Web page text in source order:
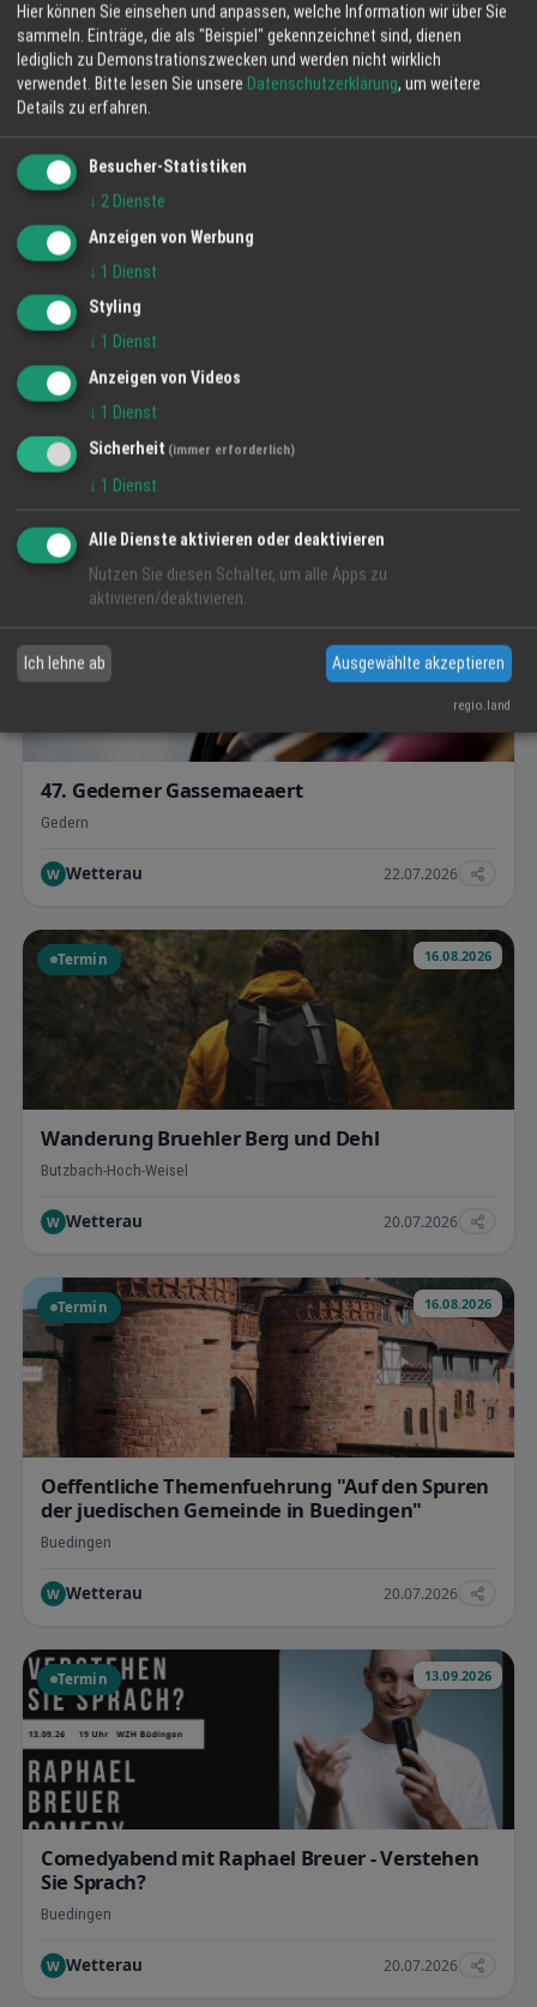
Schmuckschätzungen
Seit Jahren bieten wir diesen Service der Schmuckschätzung an sei
es zur Klärung von Erbschaftsangel…
F Fritz Hake und Sohn, Inhaberin Claudia Hake e.K.
News
Siegermedaille von Jesse Owens
Siegermedaille von Jesse Owens von 1935, dem berühmtesten
Leichtathlet Tragbare Goldmedaille gravier
F Fritz Hake und Sohn, Inhaberin Claudia Hake e.K.
47. Gederner Gassemaeaert
Gedern
W Wetterau 22.07.2026
Termin 16.08.2026
Wanderung Bruehler Berg und Dehl
Butzbach-Hoch-Weisel
W Wetterau 20.07.2026
Termin 16.08.2026
Oeffentliche Themenfuehrung "Auf den Spuren
der juedischen Gemeinde in Buedingen"
Buedingen
W Wetterau 20.07.2026
Termin 13.09.2026
Comedyabend mit Raphael Breuer - Verstehen
Sie Sprach?
Buedingen
W Wetterau 20.07.2026
Hier können Sie einsehen und anpassen, welche Information wir über Sie
sammeln. Einträge, die als "Beispiel" gekennzeichnet sind, dienen
lediglich zu Demonstrationszwecken und werden nicht wirklich
verwendet. Bitte lesen Sie unsere Datenschutzerklärung, um weitere
Details zu erfahren.
Besucher-Statistiken
↓ 2 Dienste
Anzeigen von Werbung
↓ 1 Dienst
Styling
↓ 1 Dienst
Anzeigen von Videos
↓ 1 Dienst
Sicherheit (immer erforderlich)
↓ 1 Dienst
Alle Dienste aktivieren oder deaktivieren
Nutzen Sie diesen Schalter, um alle Apps zu
aktivieren/deaktivieren.
Ich lehne ab Ausgewählte akzeptieren
regio.land